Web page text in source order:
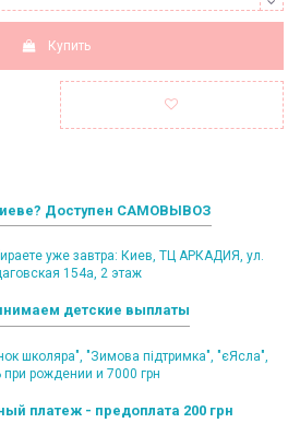
Купить
Доступен САМОВЫВОЗ
уже завтра: Киев, ТЦ АРКАДИЯ, ул.
154а, 2 этаж
детские выплаты
школяра", "Зимова підтримка", "єЯсла",
рождении и 7000 грн
платеж - предоплата 200 грн